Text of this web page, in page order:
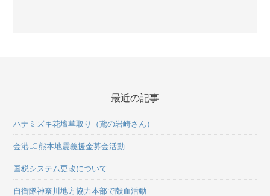
最近の記事
ハナミズキ花壇草取り（鳶の岩崎さん）
金港LC 熊本地震義援金募金活動
国税システム更改について
自衛隊神奈川地方協力本部で献血活動